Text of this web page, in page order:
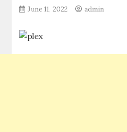
June 11, 2022 admin